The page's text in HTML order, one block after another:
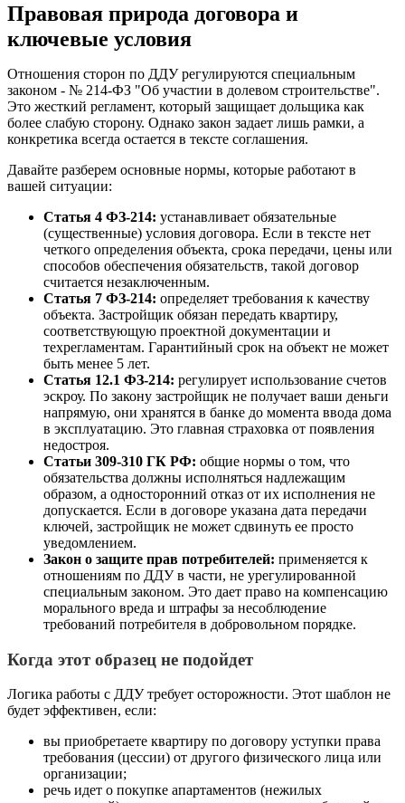
Правовая природа договора и
ключевые условия
Отношения сторон по ДДУ регулируются специальным
законом - № 214-ФЗ "Об участии в долевом строительстве".
Это жесткий регламент, который защищает дольщика как
более слабую сторону. Однако закон задает лишь рамки, а
конкретика всегда остается в тексте соглашения.
Давайте разберем основные нормы, которые работают в
вашей ситуации:
Статья 4 ФЗ-214: устанавливает обязательные
(существенные) условия договора. Если в тексте нет
четкого определения объекта, срока передачи, цены или
способов обеспечения обязательств, такой договор
считается незаключенным.
Статья 7 ФЗ-214: определяет требования к качеству
объекта. Застройщик обязан передать квартиру,
соответствующую проектной документации и
техрегламентам. Гарантийный срок на объект не может
быть менее 5 лет.
Статья 12.1 ФЗ-214: регулирует использование счетов
эскроу. По закону застройщик не получает ваши деньги
напрямую, они хранятся в банке до момента ввода дома
в эксплуатацию. Это главная страховка от появления
недостроя.
Статьи 309-310 ГК РФ: общие нормы о том, что
обязательства должны исполняться надлежащим
образом, а односторонний отказ от их исполнения не
допускается. Если в договоре указана дата передачи
ключей, застройщик не может сдвинуть ее просто
уведомлением.
Закон о защите прав потребителей: применяется к
отношениям по ДДУ в части, не урегулированной
специальным законом. Это дает право на компенсацию
морального вреда и штрафы за несоблюдение
требований потребителя в добровольном порядке.
Когда этот образец не подойдет
Логика работы с ДДУ требует осторожности. Этот шаблон не
будет эффективен, если:
вы приобретаете квартиру по договору уступки права
требования (цессии) от другого физического лица или
организации;
речь идет о покупке апартаментов (нежилых